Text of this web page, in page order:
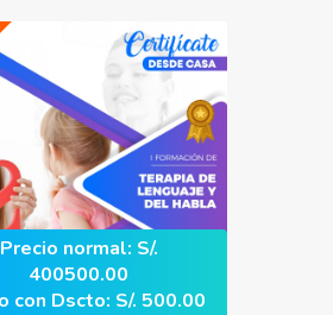
Precio normal: S/.
400500.00
con Dscto: S/. 500.00